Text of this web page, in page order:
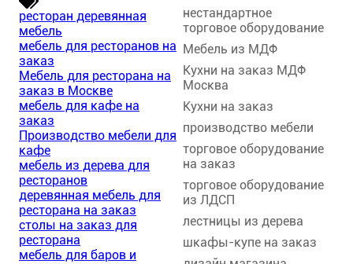
ресторан деревянная
мебель
мебель для ресторанов на
заказ
Мебель для ресторана на
заказ в Москве
мебель для кафе на
заказ
Производство мебели для
кафе
мебель из дерева для
ресторанов
деревянная мебель для
ресторана на заказ
столы на заказ для
ресторана
мебель для баров и
нестандартное
торговое оборудование
Мебель из МДФ
Кухни на заказ МДФ
Москва
Кухни на заказ
производство мебели
торговое оборудование
на заказ
торговое оборудование
из ЛДСП
лестницы из дерева
шкафы-купе на заказ